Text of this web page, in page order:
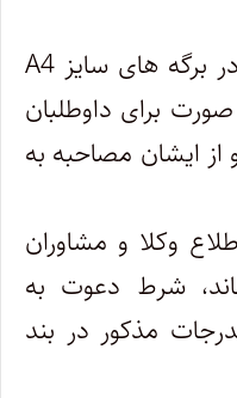
۹- تمامی مدارک فوق باید در برگه ­های سایز A4
برای داوطلبان
ایشان مصاحبه به
بند ۴ به اطلاع وکلا و مشاوران
شرط دعوت به
مذکور در بند